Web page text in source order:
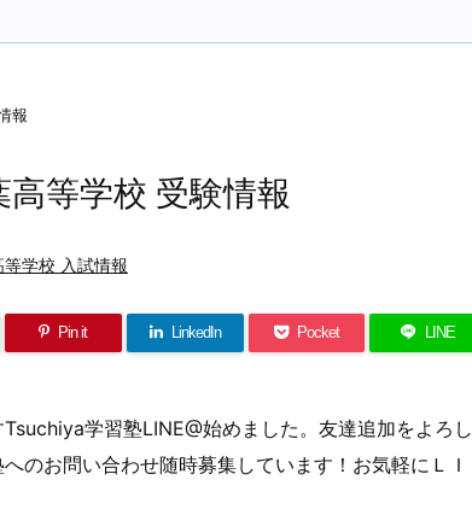
報
等学校 受験情報
学校 入試情報
Pin it LinkedIn Pocket LINE
学習塾LINE@始めました。友達追加をよろ
のお問い合わせ随時募集しています！お気軽にＬ